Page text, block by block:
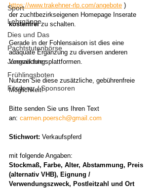
Sport
Lehrgänge
Dies und Das
Pachtstutenbörse
Jungzüchter
Frühlingsboten
Förderer / Sponsoren
https://www.trakehner-rlp.com/angebote )
der zuchtbezirkseigenen Homepage Inserate
kostenfrei zu schalten.
Gerade in der Fohlensaison ist dies eine
adäquate Ergänzung zu diversen anderen
Vermarktungsplattformen.
Nutzen Sie diese zusätzliche, gebührenfreie
Möglichkeit!
Bitte senden Sie uns Ihren Text
an: carmen.poersch@gmail.com
Stichwort: Verkaufspferd
mit folgende Angaben:
Stockmaß, Farbe, Alter, Abstammung, Preis
(alternativ VHB), Eignung /
Verwendungszweck, Postleitzahl und Ort